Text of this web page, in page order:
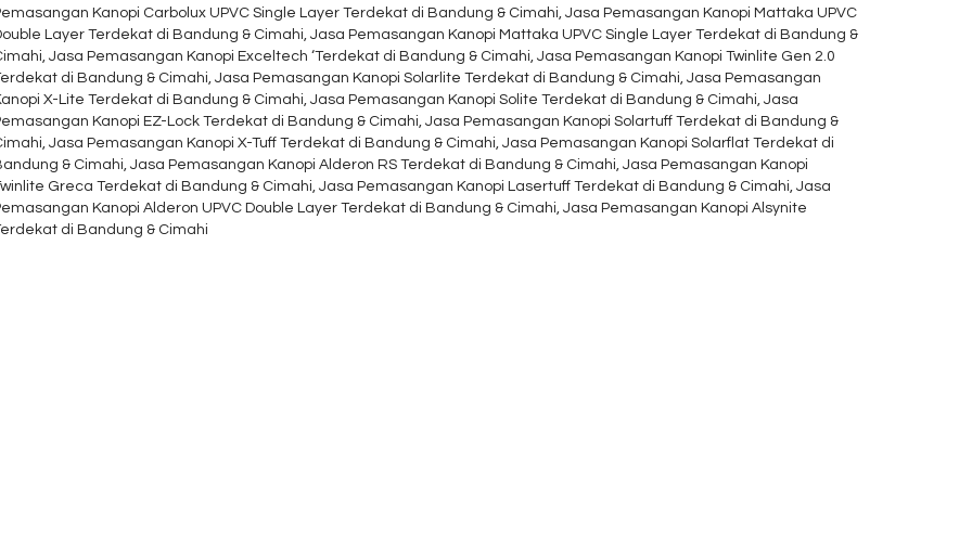
Kanopi Carbolux UPVC Single Layer Terdekat di Bandung & Cimahi, Jasa Pemasangan Kanopi Mattaka UPVC
Layer Terdekat di Bandung & Cimahi, Jasa Pemasangan Kanopi Mattaka UPVC Single Layer Terdekat di Bandung &
Jasa Pemasangan Kanopi Exceltech ‘Terdekat di Bandung & Cimahi, Jasa Pemasangan Kanopi Twinlite Gen 2.0
di Bandung & Cimahi, Jasa Pemasangan Kanopi Solarlite Terdekat di Bandung & Cimahi, Jasa Pemasangan
X-Lite Terdekat di Bandung & Cimahi, Jasa Pemasangan Kanopi Solite Terdekat di Bandung & Cimahi, Jasa
Kanopi EZ-Lock Terdekat di Bandung & Cimahi, Jasa Pemasangan Kanopi Solartuff Terdekat di Bandung &
Jasa Pemasangan Kanopi X-Tuff Terdekat di Bandung & Cimahi, Jasa Pemasangan Kanopi Solarflat Terdekat di
& Cimahi, Jasa Pemasangan Kanopi Alderon RS Terdekat di Bandung & Cimahi, Jasa Pemasangan Kanopi
Greca Terdekat di Bandung & Cimahi, Jasa Pemasangan Kanopi Lasertuff Terdekat di Bandung & Cimahi, Jasa
Kanopi Alderon UPVC Double Layer Terdekat di Bandung & Cimahi, Jasa Pemasangan Kanopi Alsynite
di Bandung & Cimahi